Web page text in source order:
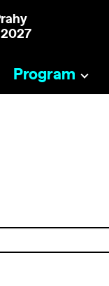
Program